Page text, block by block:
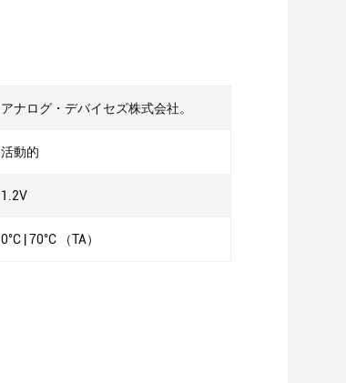
アナログ・デバイセズ株式会社。
活動的
1.2V
0°C | 70°C （TA）